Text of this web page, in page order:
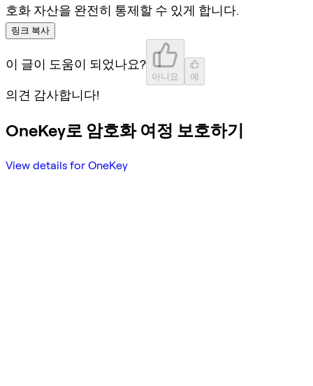
호화 자산을 완전히 통제할 수 있게 합니다.
링크 복사
이 글이 도움이 되었나요?
아니요 예
의견 감사합니다!
OneKey로 암호화 여정 보호하기
View details for OneKey